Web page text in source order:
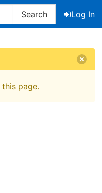
Search
Log In
this page.